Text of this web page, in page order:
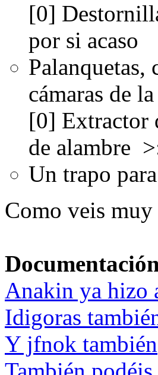
[0]
por si acaso
Palanquetas,
cámaras de
[0] Extractor
de alambre
Un trapo
Como veis
Anakin ya hizo
Idigoras
Y jfnok también